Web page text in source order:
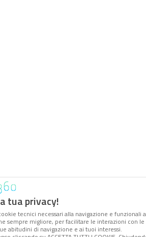
tua privacy!
tecnici necessari alla navigazione e
sempre migliore, per facilitare le interazioni con
abitudini di navigazione e ai tuoi interessi.